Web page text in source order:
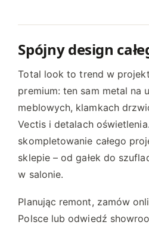
Spójny design
Total look to trend w
premium: ten sam metal na
meblowych, klamkach
Vectis i detalach
skompletowanie całego
sklepie – od gałek do
w salonie.
Planując remont, zamów
Polsce lub odwiedź